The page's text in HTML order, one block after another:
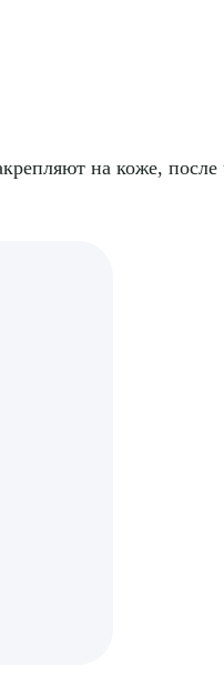
на коже,
услугу